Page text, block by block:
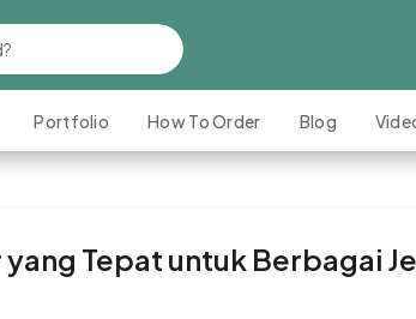
Portfolio How To Order Blog
Tepat untuk Berbagai